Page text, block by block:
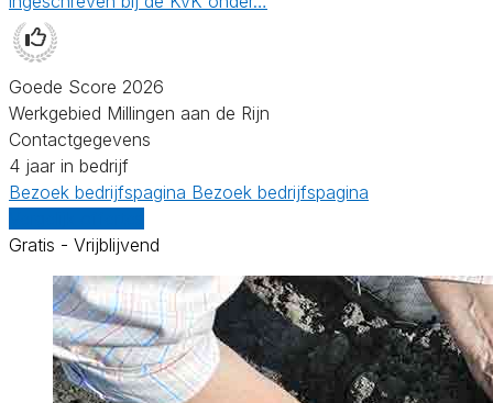
Goede Score 2026
Werkgebied Millingen aan de Rijn
Contactgegevens
4 jaar in bedrijf
Bezoek bedrijfspagina Bezoek bedrijfspagina
Gratis - Vrijblijvend